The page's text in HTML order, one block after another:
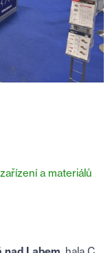
a materiálů